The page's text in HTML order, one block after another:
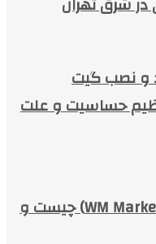
و نصب گیت
حساسیت و علت
بروکر دبلیو ام مارکتس (WM Markets) چیست و